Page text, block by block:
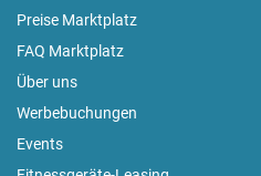
Preise Marktplatz
FAQ Marktplatz
Über uns
Werbebuchungen
Events